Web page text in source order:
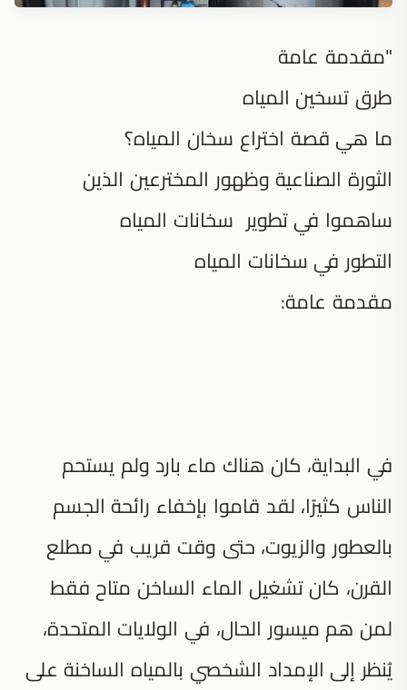
"مقدمة عامة
طرق تسخين المياه
ما هي قصة اختراع سخان المياه؟
الثورة الصناعية وظهور المخترعين الذين
ساهموا في تطوير سخانات المياه
التطور في سخانات المياه
مقدمة عامة:
في البداية، كان هناك ماء بارد ولم يستحم
الناس كثيرًا، لقد قاموا بإخفاء رائحة الجسم
بالعطور والزيوت، حتى وقت قريب في مطلع
القرن، كان تشغيل الماء الساخن متاح فقط
لمن هم ميسور الحال، في الولايات المتحدة،
يُنظر إلى الإمداد الشخصي بالمياه الساخنة على